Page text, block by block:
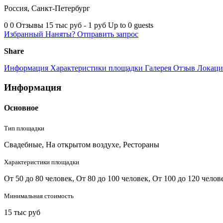
Россия, Санкт-Петербург
0 0 Отзывы 15 тыс руб - 1 руб Up to 0 guests
Избранный Наняты? Отправить запрос
Share
Информация Характеристики площадки Галерея Отзыв
Информация
Основное
Тип площадки
Свадебные, На открытом воздухе, Рестораны
Характеристики площадки
От 50 до 80 человек, От 80 до 100 человек, От 100 до 120
Минимальная стоимость
15 тыс руб